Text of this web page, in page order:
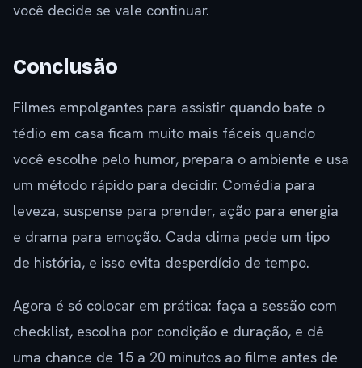
você decide se vale continuar.
Conclusão
Filmes empolgantes para assistir quando bate o
tédio em casa ficam muito mais fáceis quando
você escolhe pelo humor, prepara o ambiente e usa
um método rápido para decidir. Comédia para
leveza, suspense para prender, ação para energia
e drama para emoção. Cada clima pede um tipo
de história, e isso evita desperdício de tempo.
Agora é só colocar em prática: faça a sessão com
checklist, escolha por condição e duração, e dê
uma chance de 15 a 20 minutos ao filme antes de